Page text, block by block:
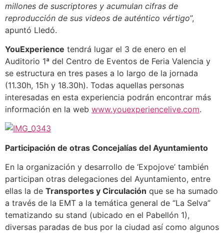
millones de suscriptores y acumulan cifras de
reproducción de sus videos de auténtico vértigo”,
apuntó Lledó.
YouExperience tendrá lugar el 3 de enero en el
Auditorio 1ª del Centro de Eventos de Feria Valencia y
se estructura en tres pases a lo largo de la jornada
(11.30h, 15h y 18.30h). Todas aquellas personas
interesadas en esta experiencia podrán encontrar más
información en la web www.youexperiencelive.com.
Participación de otras Concejalías del Ayuntamiento
En la organización y desarrollo de ‘Expojove’ también
participan otras delegaciones del Ayuntamiento, entre
ellas la de Transportes y Circulación que se ha sumado
a través de la EMT a la temática general de “La Selva”
tematizando su stand (ubicado en el Pabellón 1),
diversas paradas de bus por la ciudad así como algunos